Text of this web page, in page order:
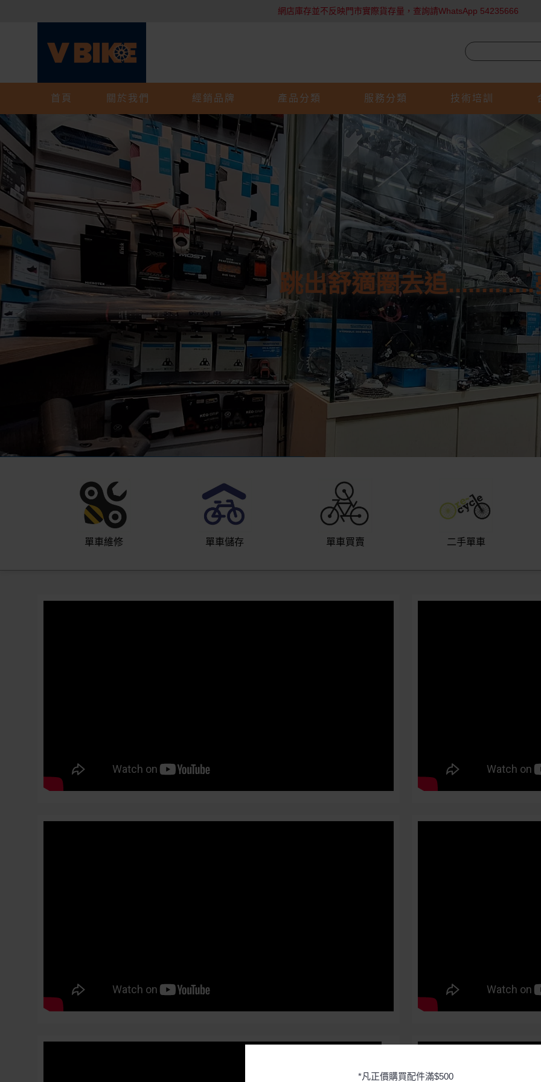
*凡正價購買配件滿$500
網店庫存並不反映門市實際貨存量，查詢請WhatsApp 54235666
首頁 關於我們 經銷品牌 產品分類 服務分類 技術培訓
跳出舒適圈去追.............
單車維修 單車儲存 單車買賣 二手單車